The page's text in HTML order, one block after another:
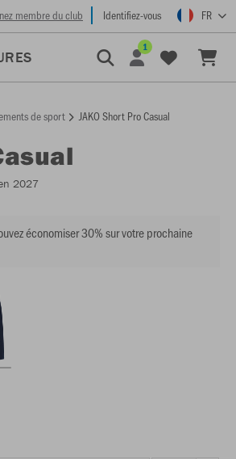
membre du club Identifiez-vous FR
1
de sport JAKO Short Pro Casual
2027
économiser 30% sur votre prochaine